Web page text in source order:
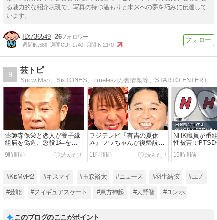
る魅力的な紹介表現で、写真の持つ温もりと未来への夢を巧みに伝達して
います。
736549 26
週間IN:580 週間OUT:1740 月間IN:2170
9
芸トピ
Snow Man、SixTONES、timeleszの裏情報等、STARTO ENTERTAINMENT関連のニュースや最新芸能ニュース、ゴシップネタなどを毎日更新中!
薬師寺保栄と恋人が養子縁
組届を偽造、懲役1年を検
察求刑。元ボクシング世界
王者が犯行動機告白、妻と
9時間前
フジテレビ『有吉の夏休
み』フワちゃんが復帰説。
炎上で出演シーンカット騒
動から2年、有吉弘行が匂
11時間前
NHK職員が番
性被害で
者の名前・性
物議。NHKは
15時間前
#KisMyFt2 #キスマイ #玉森裕太 #ニュース #羽生結弦 #ユノ
#芸能 #フィギュアスケート #東方神起 #大野智 #ユンホ
このブログのここがポイント